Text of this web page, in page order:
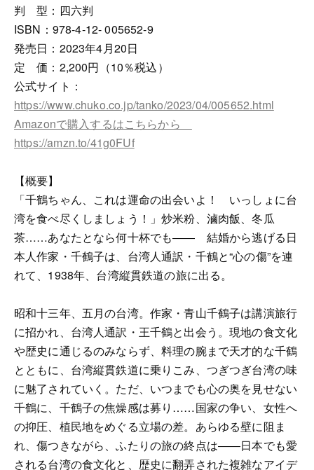
判 型：四六判
ISBN：978-4-12- 005652-9
発売日：2023年4月20日
定 価：2,200円（10％税込）
公式サイト：
https://www.chuko.co.jp/tanko/2023/04/005652.html
Amazonで購入するはこちらから
https://amzn.to/41g0FUf
【概要】
「千鶴ちゃん、これは運命の出会いよ！ いっしょに台
湾を食べ尽くしましょう！」炒米粉、滷肉飯、冬瓜
茶……あなたとなら何十杯でも―― 結婚から逃げる日
本人作家・千鶴子は、台湾人通訳・千鶴と“心の傷”を連
れて、1938年、台湾縦貫鉄道の旅に出る。
昭和十三年、五月の台湾。作家・青山千鶴子は講演旅行
に招かれ、台湾人通訳・王千鶴と出会う。現地の食文化
や歴史に通じるのみならず、料理の腕まで天才的な千鶴
とともに、台湾縦貫鉄道に乗りこみ、つぎつぎ台湾の味
に魅了されていく。ただ、いつまでも心の奥を見せない
千鶴に、千鶴子の焦燥感は募り……国家の争い、女性へ
の抑圧、植民地をめぐる立場の差。あらゆる壁に阻ま
れ、傷つきながら、ふたりの旅の終点は――日本でも愛
される台湾の食文化と、歴史に翻弄された複雑なアイデ